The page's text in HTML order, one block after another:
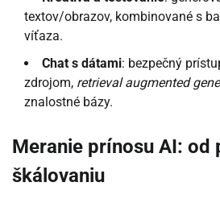
textov/obrazov, kombinované s
víťaza.
Chat s dátami: bezpečný
zdrojom, retrieval augmented
znalostné bázy.
Meranie prínosu AI: od
škálovaniu